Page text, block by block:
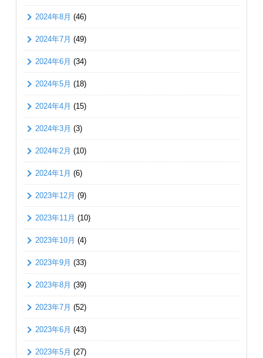
2024年8月 (46)
2024年7月 (49)
2024年6月 (34)
2024年5月 (18)
2024年4月 (15)
2024年3月 (3)
2024年2月 (10)
2024年1月 (6)
2023年12月 (9)
2023年11月 (10)
2023年10月 (4)
2023年9月 (33)
2023年8月 (39)
2023年7月 (52)
2023年6月 (43)
2023年5月 (27)